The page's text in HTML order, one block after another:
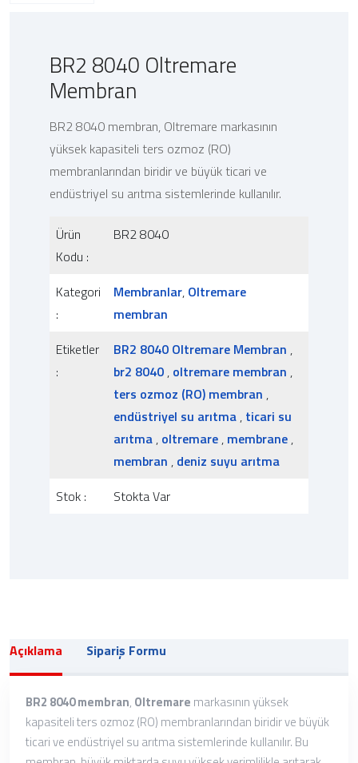
BR2 8040 Oltremare
Membran
BR2 8040 membran, Oltremare markasının
yüksek kapasiteli ters ozmoz (RO)
membranlarından biridir ve büyük ticari ve
endüstriyel su arıtma sistemlerinde kullanılır.
Ürün
Kodu :
BR2 8040
Kategori
:
Membranlar, Oltremare
membran
Etiketler
:
BR2 8040 Oltremare Membran ,
br2 8040 , oltremare membran ,
ters ozmoz (RO) membran ,
endüstriyel su arıtma , ticari su
arıtma , oltremare , membrane ,
membran , deniz suyu arıtma
Stok :
Stokta Var
Açıklama Sipariş Formu
BR2 8040 membran, Oltremare markasının yüksek
kapasiteli ters ozmoz (RO) membranlarından biridir ve büyük
ticari ve endüstriyel su arıtma sistemlerinde kullanılır. Bu